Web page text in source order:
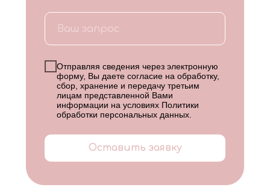
Отправляя сведения через электронную
форму, Вы даете согласие на обработку,
сбор, хранение и передачу третьим
лицам представленной Вами
информации на условиях Политики
обработки персональных данных
Оставить заявку